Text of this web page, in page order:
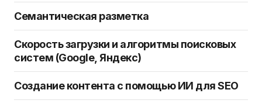
Семантическая разметка
Скорость загрузки и алгоритмы поисковых
систем (Google, Яндекс)
Создание контента с помощью ИИ для SEO